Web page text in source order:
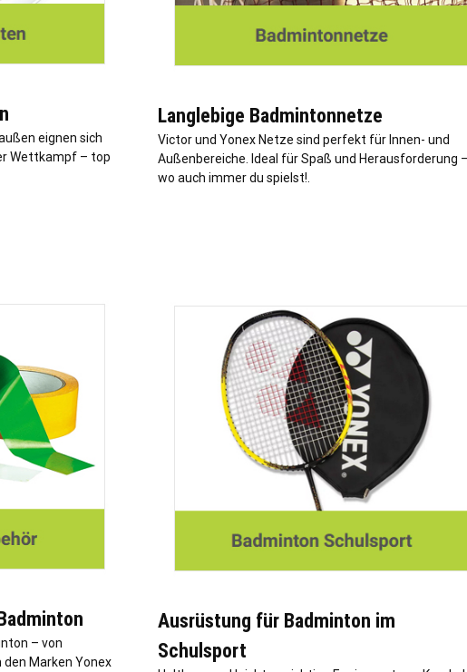
eignen sich
Wettkampf – top
Langlebige Badmintonnetze
Victor und Yonex Netze sind perfekt für Innen- und
Außenbereiche. Ideal für Spaß und Herausforderung –
wo auch immer du spielst!.
– von
Marken Yonex
Ausrüstung für Badminton im
Schulsport